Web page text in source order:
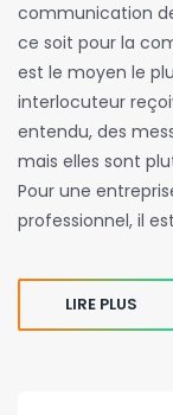
communication
ce soit pour la
est le moyen le
interlocuteur
entendu, des
mais elles sont
Pour une
professionnel, il
LIRE PLUS